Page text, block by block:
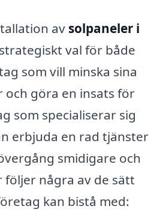
av solpaneler i
val för både
som vill minska sina
göra en insats för
som specialiserar sig
erbjuda en rad tjänster
smidigare och
följer några av de sätt
kan bistå med: